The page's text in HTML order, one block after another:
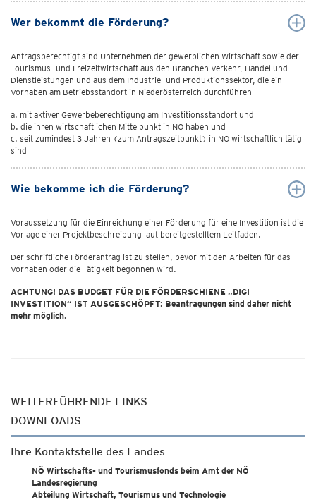
Wer bekommt die Förderung?
Antragsberechtigt sind Unternehmen der gewerblichen Wirtschaft sowie der
Tourismus- und Freizeitwirtschaft aus den Branchen Verkehr, Handel und
Dienstleistungen und aus dem Industrie- und Produktionssektor, die ein
Vorhaben am Betriebsstandort in Niederösterreich durchführen
a. mit aktiver Gewerbeberechtigung am Investitionsstandort und
b. die ihren wirtschaftlichen Mittelpunkt in NÖ haben und
c. seit zumindest 3 Jahren (zum Antragszeitpunkt) in NÖ wirtschaftlich tätig
sind
Wie bekomme ich die Förderung?
Voraussetzung für die Einreichung einer Förderung für eine Investition ist die
Vorlage einer Projektbeschreibung laut bereitgestelltem Leitfaden.
Der schriftliche Förderantrag ist zu stellen, bevor mit den Arbeiten für das
Vorhaben oder die Tätigkeit begonnen wird.
ACHTUNG! DAS BUDGET FÜR DIE FÖRDERSCHIENE „DIGI
INVESTITION“ IST AUSGESCHÖPFT: Beantragungen sind daher nicht
mehr möglich.
WEITERFÜHRENDE LINKS
DOWNLOADS
Ihre Kontaktstelle des Landes
NÖ Wirtschafts- und Tourismusfonds beim Amt der NÖ
Landesregierung
Abteilung Wirtschaft, Tourismus und Technologie